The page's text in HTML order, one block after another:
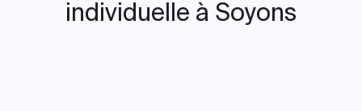
individuelle à Soyons